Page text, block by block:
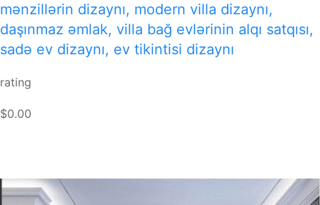
mənzillərin dizaynı, modern villa dizaynı,
daşınmaz əmlak, villa bağ evlərinin alqı satqısı,
sadə ev dizaynı, ev tikintisi dizaynı
rating
$0.00